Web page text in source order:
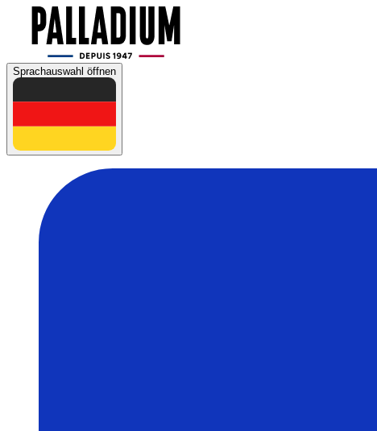
Sprachauswahl öffnen